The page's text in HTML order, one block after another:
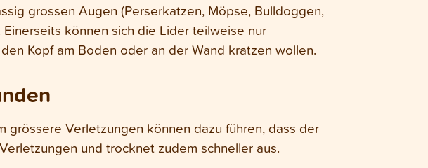
grossen Augen (Perserkatzen, Möpse, Bulldoggen,
können sich die Lider teilweise nur
Kopf am Boden oder an der Wand kratzen wollen.
Verletzungen können dazu führen, dass der
und trocknet zudem schneller aus.